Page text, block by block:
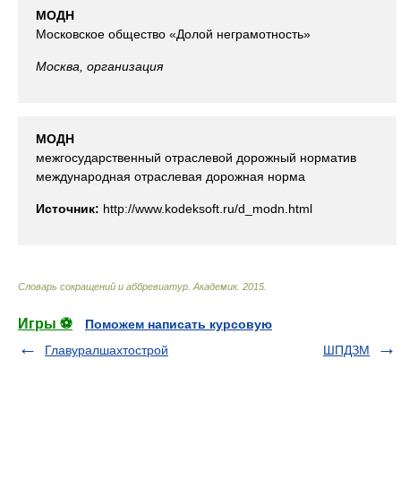
МОДН
Московское общество «Долой неграмотность»
Москва, организация
МОДН
межгосударственный отраслевой дорожный норматив
международная отраслевая дорожная норма
Источник: http://www.kodeksoft.ru/d_modn.html
Словарь сокращений и аббревиатур Академик. 2015
Игры ⚽
Поможем написать курсовую
Главуралшахтострой
ШПДЗМ